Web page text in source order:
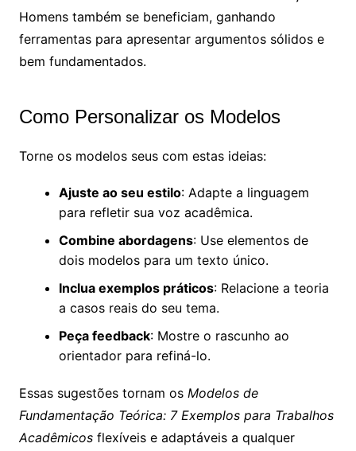
Homens também se beneficiam, ganhando
ferramentas para apresentar argumentos sólidos e
bem fundamentados.
Como Personalizar os Modelos
Torne os modelos seus com estas ideias:
Ajuste ao seu estilo: Adapte a linguagem
para refletir sua voz acadêmica.
Combine abordagens: Use elementos de
dois modelos para um texto único.
Inclua exemplos práticos: Relacione a teoria
a casos reais do seu tema.
Peça feedback: Mostre o rascunho ao
orientador para refiná-lo.
Essas sugestões tornam os Modelos de
Fundamentação Teórica: 7 Exemplos para Trabalhos
Acadêmicosflexíveis e adaptáveis a qualquer